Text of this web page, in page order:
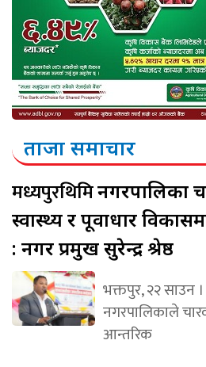
ताजा समाचार
मध्यपुरथिमिनगरपालिका
स्वास्थ्य र पूर्वाधार
: नगर प्रमुख सुरेन्द्र श्रेष्ठ
भक्तपुर, २२ साउन
नगरपालिकाले
आन्तरिक